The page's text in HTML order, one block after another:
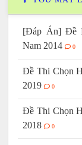
[Đáp Án] Đề
Nam 2014
0
Đề Thi Chọn
2019
0
Đề Thi Chọn
2018
0